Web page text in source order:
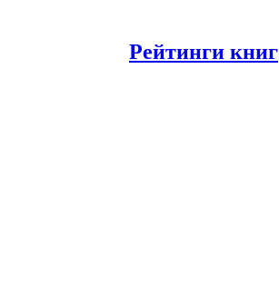
Рейтинги книг